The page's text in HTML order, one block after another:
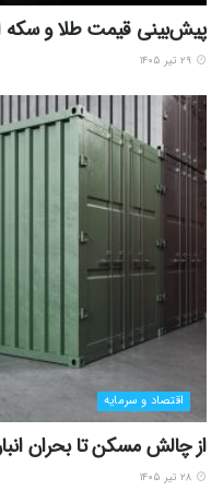
پیش‌بینی قیمت طلا و سکه امروز؛
اقتصاد و سرمایه
از چالش مسکن تا بحران